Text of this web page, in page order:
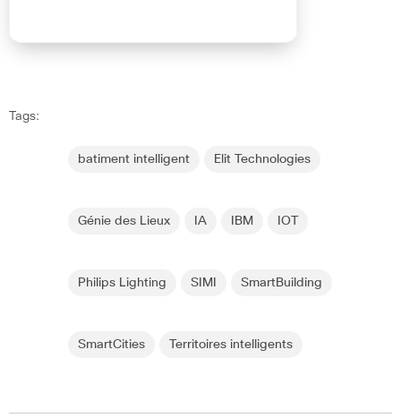
Tags:
batiment intelligent Elit Technologies
Génie des Lieux IA IBM IOT
Philips Lighting SIMI SmartBuilding
SmartCities Territoires intelligents